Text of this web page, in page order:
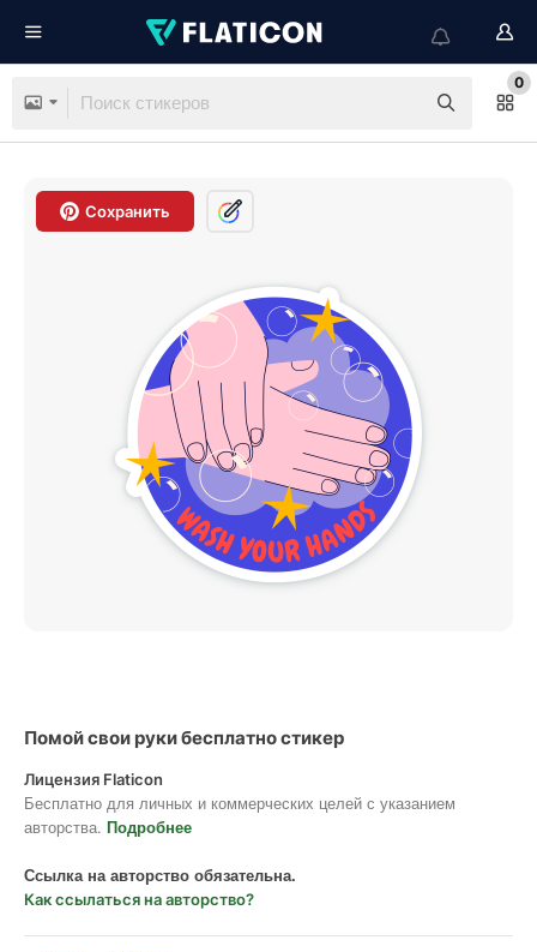
0
Сохранить
Помой свои руки бесплатно стикер
Лицензия Flaticon
Бесплатно для личных и коммерческих целей с указанием
авторства. Подробнее
Ссылка на авторство обязательна.
Как ссылаться на авторство?